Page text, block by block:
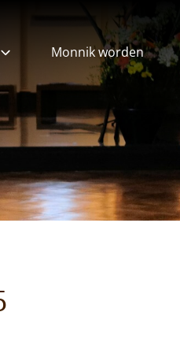
Monnik worden